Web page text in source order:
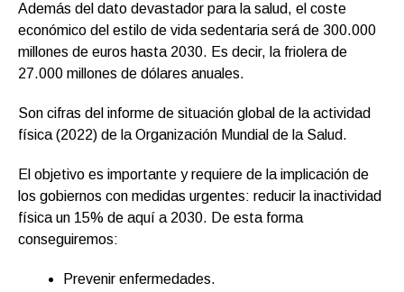
Además del dato devastador para la salud, el coste
económico del estilo de vida sedentaria será de 300.000
millones de euros hasta 2030. Es decir, la friolera de
27.000 millones de dólares anuales.
Son cifras del informe de situación global de la actividad
física (2022) de la Organización Mundial de la Salud.
El objetivo es importante y requiere de la implicación de
los gobiernos con medidas urgentes: reducir la inactividad
física un 15% de aquí a 2030. De esta forma
conseguiremos:
Prevenir enfermedades.